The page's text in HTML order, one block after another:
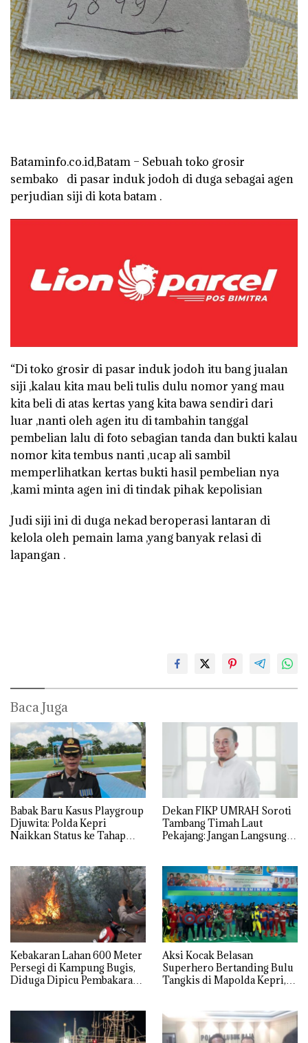
Bataminfo.co.id,Batam – Sebuah toko grosir
sembako di pasar induk jodoh di duga sebagai agen
perjudian siji di kota batam .
“Di toko grosir di pasar induk jodoh itu bang jualan
siji ,kalau kita mau beli tulis dulu nomor yang mau
kita beli di atas kertas yang kita bawa sendiri dari
luar ,nanti oleh agen itu di tambahin tanggal
pembelian lalu di foto sebagian tanda dan bukti kalau
nomor kita tembus nanti ,ucap ali sambil
memperlihatkan kertas bukti hasil pembelian nya
,kami minta agen ini di tindak pihak kepolisian
Judi siji ini di duga nekad beroperasi lantaran di
kelola oleh pemain lama ,yang banyak relasi di
lapangan .
Baca Juga
Babak Baru Kasus Playgroup
Djuwita: Polda Kepri
Naikkan Status ke Tahap
Dekan FIKP UMRAH Soroti
Tambang Timah Laut
Pekajang: Jangan Langsung
Lingkungannya
Kebakaran Lahan 600 Meter
Persegi di Kampung Bugis,
Diduga Dipicu Pembakaran
Aksi Kocak Belasan
Superhero Bertanding Bulu
Tangkis di Mapolda Kepri,